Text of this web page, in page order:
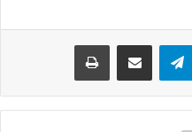
تيلقرام مشاركة عبر البريد